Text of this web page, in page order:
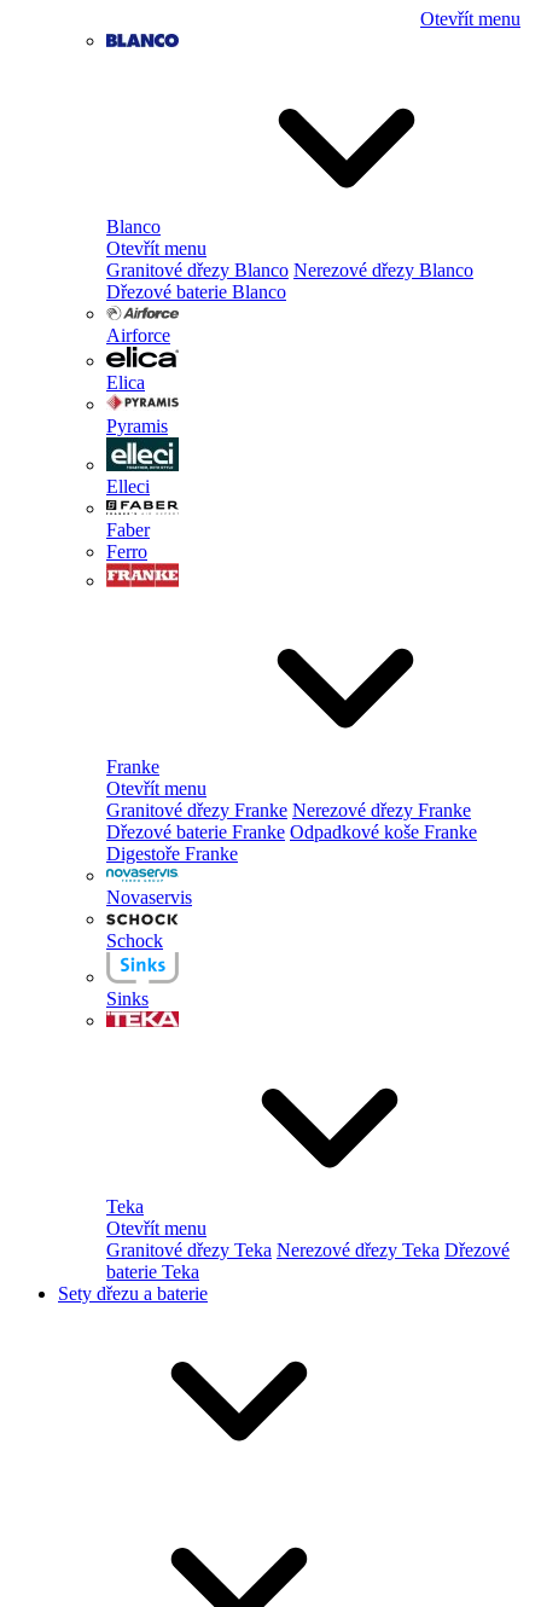
Otevřít menu
Blanco
Otevřít menu
Granitové dřezy Blanco Nerezové dřezy Blanco
Dřezové baterie Blanco
Airforce
Elica
Pyramis
Elleci
Faber
Ferro
Franke
Otevřít menu
Granitové dřezy Franke Nerezové dřezy Franke
Dřezové baterie Franke Odpadkové koše Franke
Digestoře Franke
Novaservis
Schock
Sinks
Teka
Otevřít menu
Granitové dřezy Teka Nerezové dřezy Teka Dřezové
baterie Teka
Sety dřezu a baterie